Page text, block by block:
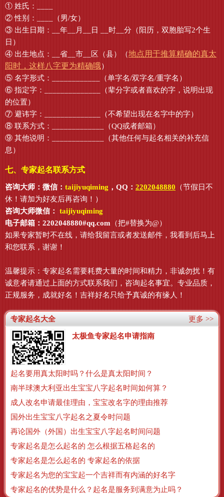
① 姓氏：____
② 性别：____（男/女）
③ 出生日期：__年__月__日 __时__分（阳历，双胞胎写2个生
日）
④ 出生地点：__省__市__区（县）（地点用于推算精确的真太
阳时，这样八字更为精确哦）
⑤ 名字形式：____________（单字名/双字名/重字名）
⑥ 指定字：______________（辈分字或者喜欢的字，说明出现
的位置）
⑦ 避讳字：______________（不希望出现在名字中的字）
⑧ 联系方式：_____________（QQ或者邮箱）
⑨ 其他说明：_____________（其他任何与起名相关的补充信
息）
七、专家起名联系方式
咨询大师：微信： taijiyuqiming ，QQ： 2202048880 （节假日不
休！请加为好友后再咨询！）
咨询大师微信： taijiyuqiming
电子邮箱：2202048880#qq.com （把#替换为@）
如果专家暂时不在线，请给我留言或者发送邮件，我看到后马上
和您联系，谢谢！
温馨提示：专家起名需要耗费大量的时间和精力，非诚勿扰！有
诚意者请通过上面的方式联系我们，咨询起名事宜。专业品质，
正规服务，成就好名！吉祥好名只给予真诚的有缘人！
更多 >>
专家起名大全
太极鱼专家起名申请指南
起名要用真太阳时吗？什么是真太阳时间？
南半球澳大利亚出生宝宝八字起名时间如何算？
成人改名申请最佳理由，宝宝改名字的理由推荐
国外出生宝宝八字起名之夏令时问题
再论国外（外国）出生宝宝八字起名时间问题
专家起名是怎么起名的 怎么根据五格起名的
专家起名是怎么起名的 专家起名的依据
专家起名为您的宝宝起一个吉祥而有内涵的好名字
专家起名的优势是什么？起名是服务到满意为止吗？